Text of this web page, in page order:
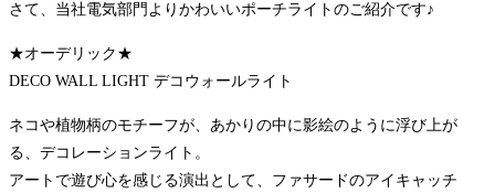
さて、当社電気部門よりかわいいポーチライトのご紹介です♪
★オーデリック★
DECO WALL LIGHT デコウォールライト
ネコや植物柄のモチーフが、あかりの中に影絵のように浮び上が
る、デコレーションライト。
アートで遊び心を感じる演出として、ファサードのアイキャッチ